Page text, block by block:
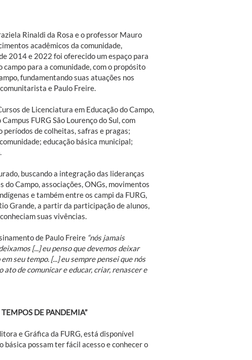
Rinaldi da Rosa e o professor Mauro
acadêmicos da comunidade,
2014 e 2022 foi oferecido um espaço para
para a comunidade, com o propósito
fundamentando suas atuações nos
e Paulo Freire.
de Licenciatura em Educação do Campo,
FURG São Lourenço do Sul, com
de colheitas, safras e pragas;
educação básica municipal;
buscando a integração das lideranças
do Campo, associações, ONGs, movimentos
e também entre os campi da FURG,
Grande, a partir da participação de alunos,
suas vivências.
de Paulo Freire “nós jamais
[...] eu penso que devemos deixar
seu tempo. [...] eu sempre pensei que nós
de comunicar e educar, criar, renascer e
DE PANDEMIA”
e Gráfica da FURG, está disponível
possam ter fácil acesso e conhecer o